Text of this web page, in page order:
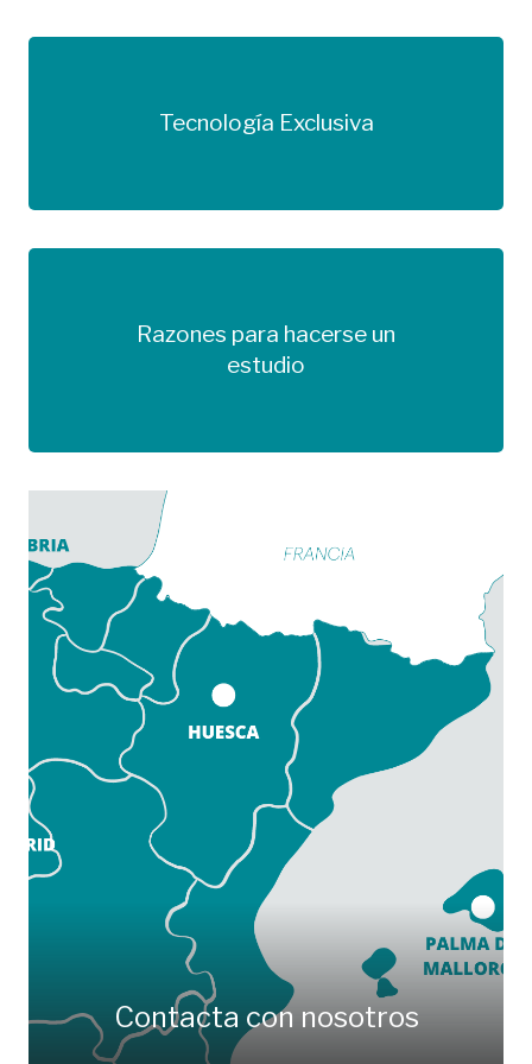
Tecnología Exclusiva
Más información
Razones para hacerse un
estudio
Más información
Contacta con nosotros